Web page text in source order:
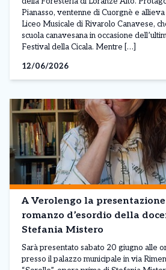
Pianasso, ventenne di Cuorgnè e
Liceo Musicale di Rivarolo Canavese,
scuola canavesana in occasione
Festival della Cicala. Mentre […]
12/06/2026
A Verolengo la presentazione
romanzo d’esordio della
Stefania Mistero
Sarà presentato sabato 20 giugno alle
presso il palazzo municipale in via